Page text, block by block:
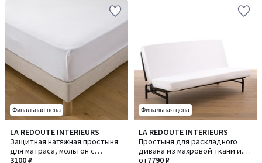
Финальная цена
LA REDOUTE INTERIEURS
Защитная натяжная простыня
для матраса, мольтон с
тефлоновой пропиткой
3100 ₽
4,2
/ 5
Финальная цена
LA REDOUTE INTERIEURS
Простыня для раскладного
дивана из махровой ткани и.
полиуретана
от7790 ₽
4,4
/ 5